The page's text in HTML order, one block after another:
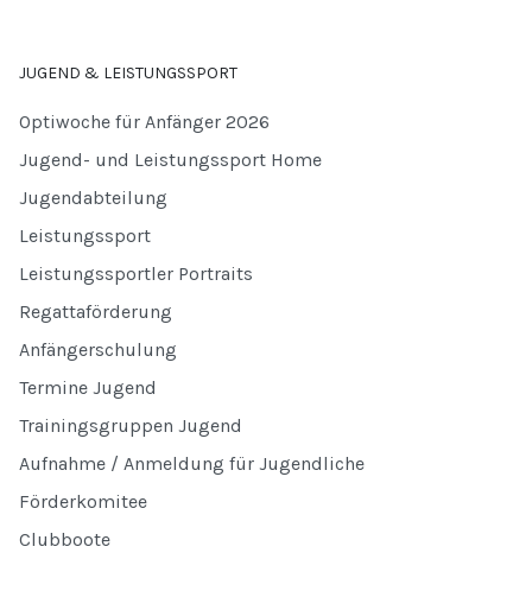
JUGEND & LEISTUNGSSPORT
Optiwoche für Anfänger 2026
Jugend- und Leistungssport Home
Jugendabteilung
Leistungssport
Leistungssportler Portraits
Regattaförderung
Anfängerschulung
Termine Jugend
Trainingsgruppen Jugend
Aufnahme / Anmeldung für Jugendliche
Förderkomitee
Clubboote